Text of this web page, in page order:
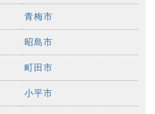
青梅市
昭島市
町田市
小平市